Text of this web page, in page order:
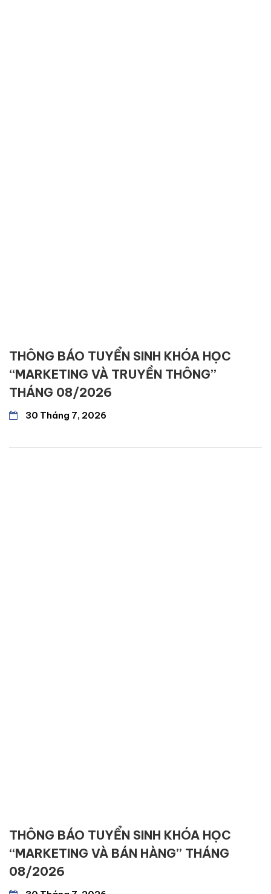
THÔNG BÁO TUYỂN SINH KHÓA HỌC
“MARKETING VÀ TRUYỀN THÔNG”
THÁNG 08/2026
30 Tháng 7, 2026
THÔNG BÁO TUYỂN SINH KHÓA HỌC
“MARKETING VÀ BÁN HÀNG” THÁNG
08/2026